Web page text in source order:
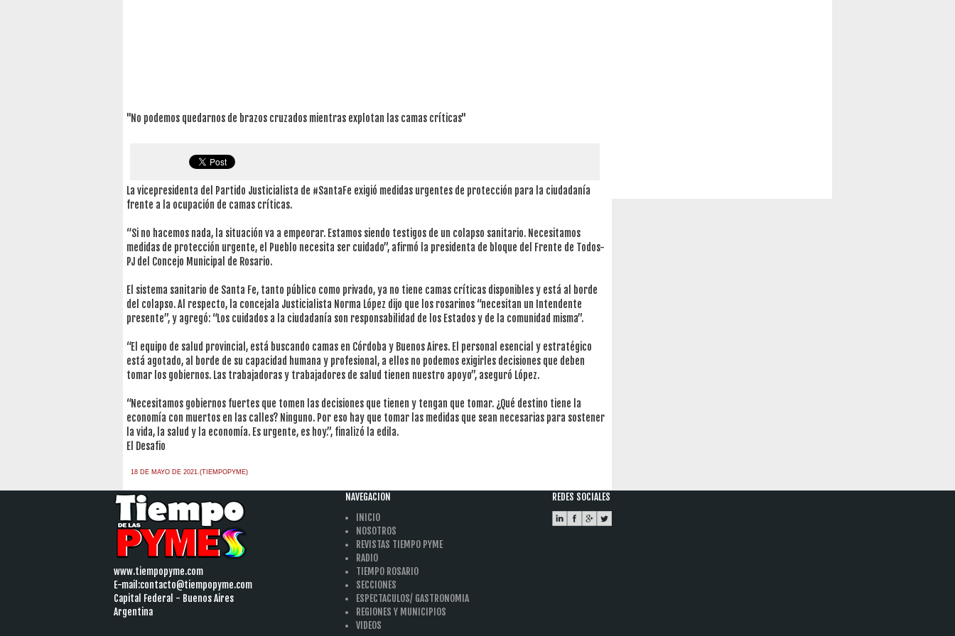
"No podemos quedarnos de brazos cruzados mientras explotan las camas críticas"
La vicepresidenta del Partido Justicialista de #SantaFe exigió medidas urgentes de protección para la ciudadanía
frente a la ocupación de camas críticas.
“Si no hacemos nada, la situación va a empeorar. Estamos siendo testigos de un colapso sanitario. Necesitamos
medidas de protección urgente, el Pueblo necesita ser cuidado”, afirmó la presidenta de bloque del Frente de Todos-
PJ del Concejo Municipal de Rosario.
El sistema sanitario de Santa Fe, tanto público como privado, ya no tiene camas críticas disponibles y está al borde
del colapso. Al respecto, la concejala Justicialista Norma López dijo que los rosarinos “necesitan un Intendente
presente”, y agregó: “Los cuidados a la ciudadanía son responsabilidad de los Estados y de la comunidad misma”.
“El equipo de salud provincial, está buscando camas en Córdoba y Buenos Aires. El personal esencial y estratégico
está agotado, al borde de su capacidad humana y profesional, a ellos no podemos exigirles decisiones que deben
tomar los gobiernos. Las trabajadoras y trabajadores de salud tienen nuestro apoyo”, aseguró López.
“Necesitamos gobiernos fuertes que tomen las decisiones que tienen y tengan que tomar. ¿Qué destino tiene la
economía con muertos en las calles? Ninguno. Por eso hay que tomar las medidas que sean necesarias para sostener
la vida, la salud y la economía. Es urgente, es hoy.”, finalizó la edila.
El Desafio
18 DE MAYO DE 2021.(TIEMPOPYME)
www.tiempopyme.com
E-mail:contacto@tiempopyme.com
Capital Federal - Buenos Aires
Argentina
NAVEGACION
INICIO
NOSOTROS
REVISTAS TIEMPO PYME
RADIO
TIEMPO ROSARIO
SECCIONES
ESPECTACULOS/ GASTRONOMIA
REGIONES Y MUNICIPIOS
VIDEOS
REDES SOCIALES